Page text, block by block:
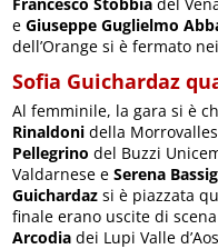
eGiuseppe Guglielmo
dell’Orange si è fermato
Sofia Guichardaz
Al femminile, la gara si è
Rinaldoni della
Pellegrino del Buzzi
Valdarnese eSerena
Guichardaz si è piazzata
finale erano uscite di scena
Arcodia dei Lupi Valle